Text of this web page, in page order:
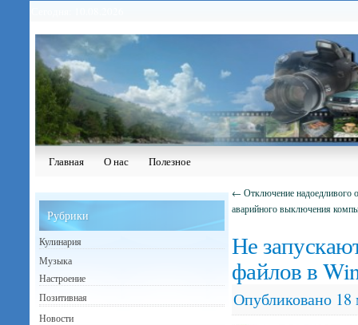
Главная О нас Полезное
← Отключение надоедливого
аварийного выключения
Не
файлов в
Опубликовано 18
Рубрики
Кулинария
Музыка
Настроение
Позитивная
Новости